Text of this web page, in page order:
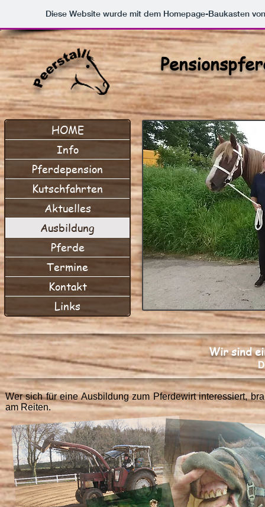
Diese Website wurde mit dem Homepage-Baukasten
HOME
Info
Pferdepension
Kutschfahrten
Aktuelles
Ausbildung
Pferde
Termine
Kontakt
Links
Wir sind
Wer sich für eine Ausbildung zum Pferdewirt interessiert,
am Reiten.